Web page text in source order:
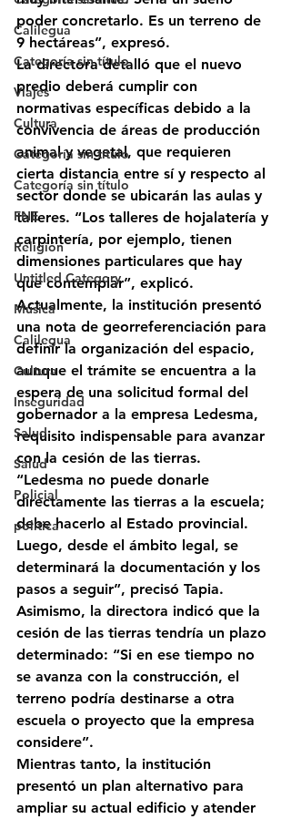
Calilegua
Categoría sin título
Viajes
Cultura
Categoría sin título
Categoría sin título
FNE
Religión
Untitled Category
Música
Calilegua
Cultura
Inseguridad
Salud
Salud
Policial
politica
poder concretarlo. Es un terreno de
9 hectáreas”, expresó.
La directora detalló que el nuevo
predio deberá cumplir con
normativas específicas debido a la
convivencia de áreas de producción
animal y vegetal, que requieren
cierta distancia entre sí y respecto al
sector donde se ubicarán las aulas y
talleres. “Los talleres de hojalatería y
carpintería, por ejemplo, tienen
dimensiones particulares que hay
que contemplar”, explicó.
Actualmente, la institución presentó
una nota de georreferenciación para
definir la organización del espacio,
aunque el trámite se encuentra a la
espera de una solicitud formal del
gobernador a la empresa Ledesma,
requisito indispensable para avanzar
con la cesión de las tierras.
“Ledesma no puede donarle
directamente las tierras a la escuela;
debe hacerlo al Estado provincial.
Luego, desde el ámbito legal, se
determinará la documentación y los
pasos a seguir”, precisó Tapia.
Asimismo, la directora indicó que la
cesión de las tierras tendría un plazo
determinado: “Si en ese tiempo no
se avanza con la construcción, el
terreno podría destinarse a otra
escuela o proyecto que la empresa
considere”.
Mientras tanto, la institución
presentó un plan alternativo para
ampliar su actual edificio y atender